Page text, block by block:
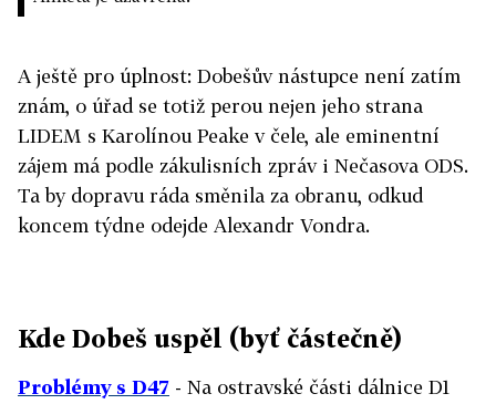
A ještě pro úplnost: Dobešův nástupce není zatím
znám, o úřad se totiž perou nejen jeho strana
LIDEM s Karolínou Peake v čele, ale eminentní
zájem má podle zákulisních zpráv i Nečasova ODS.
Ta by dopravu ráda směnila za obranu, odkud
koncem týdne odejde Alexandr Vondra.
Kde Dobeš uspěl (byť částečně)
Problémy s D47 - Na ostravské části dálnice D1